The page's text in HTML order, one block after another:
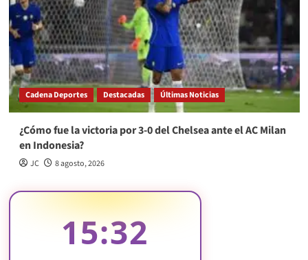
Cadena Deportes Destacadas Últimas Noticias
¿Cómo fue la victoria por 3-0 del Chelsea ante el AC Milan
en Indonesia?
JC 8 agosto, 2026
15:32